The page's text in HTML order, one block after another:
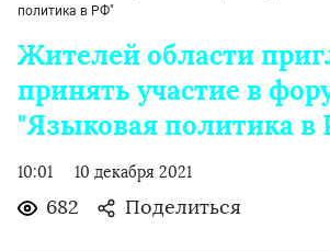
политика в РФ"
Жителей области
принять участие в
"Языковая политика в
10:01 10 декабря 2021
682 Поделиться